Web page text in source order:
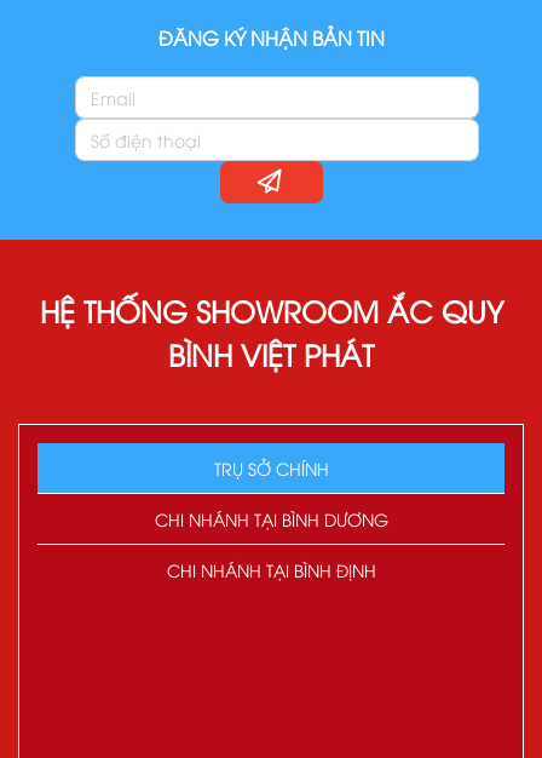
ĐĂNG KÝ NHẬN BẢN TIN
HỆ THỐNG SHOWROOM ẮC QUY
BÌNH VIỆT PHÁT
TRỤ SỞ CHÍNH
CHI NHÁNH TẠI BÌNH DƯƠNG
CHI NHÁNH TẠI BÌNH ĐỊNH